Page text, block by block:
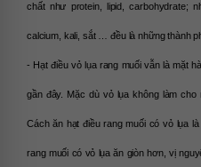
chất như protein, lipid, carbohydrate;
calcium, kali, sắt … đều là những thành
- Hạt điều vỏ lụa rang muối vẫn là mặt
gần đây. Mặc dù vỏ lụa không làm
Cách ăn hạt điều rang muối có vỏ lụa
rang muối có vỏ lụa ăn giòn hơn, vị